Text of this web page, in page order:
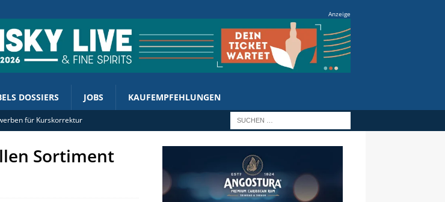
Anzeige
DOSSIERS JOBS KAUFEMPFEHLUNGEN
für Kurskorrektur
Sortiment